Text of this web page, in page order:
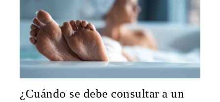
¿Cuándo se debe consultar a un